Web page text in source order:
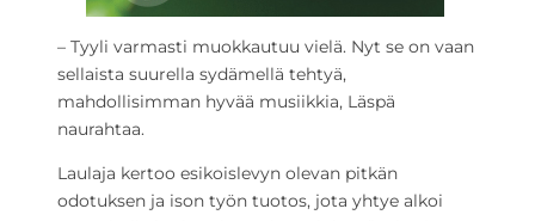
– Tyyli varmasti muokkautuu vielä. Nyt se on vaan
sellaista suurella sydämellä tehtyä,
mahdollisimman hyvää musiikkia, Läspä
naurahtaa.
Laulaja kertoo esikoislevyn olevan pitkän
odotuksen ja ison työn tuotos, jota yhtye alkoi